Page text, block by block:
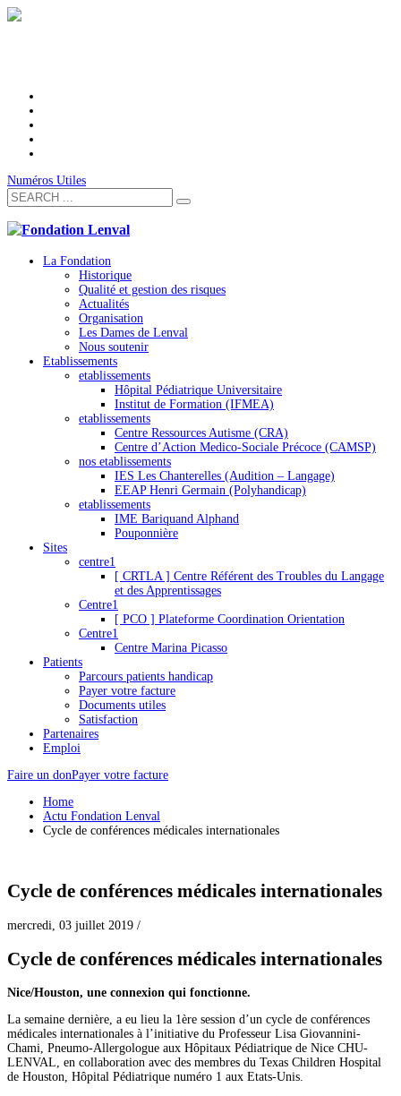
Numéros Utiles
La Fondation
Historique
Qualité et gestion des risques
Actualités
Organisation
Les Dames de Lenval
Nous soutenir
Etablissements
etablissements
Hôpital Pédiatrique Universitaire
Institut de Formation (IFMEA)
etablissements
Centre Ressources Autisme (CRA)
Centre d’Action Medico-Sociale Précoce (CAMSP)
nos etablissements
IES Les Chanterelles (Audition – Langage)
EEAP Henri Germain (Polyhandicap)
etablissements
IME Bariquand Alphand
Pouponnière
Sites
centre1
[ CRTLA ] Centre Référent des Troubles du Langage
et des Apprentissages
Centre1
[ PCO ] Plateforme Coordination Orientation
Centre1
Centre Marina Picasso
Patients
Parcours patients handicap
Payer votre facture
Documents utiles
Satisfaction
Partenaires
Emploi
Faire un donPayer votre facture
Home
Actu Fondation Lenval
Cycle de conférences médicales internationales
Cycle de conférences médicales internationales
mercredi, 03 juillet 2019 /
Cycle de conférences médicales internationales
Nice/Houston, une connexion qui fonctionne.
La semaine dernière, a eu lieu la 1ère session d’un cycle de conférences
médicales internationales à l’initiative du Professeur Lisa Giovannini-
Chami, Pneumo-Allergologue aux Hôpitaux Pédiatrique de Nice CHU-
LENVAL, en collaboration avec des membres du Texas Children Hospital
de Houston, Hôpital Pédiatrique numéro 1 aux Etats-Unis.